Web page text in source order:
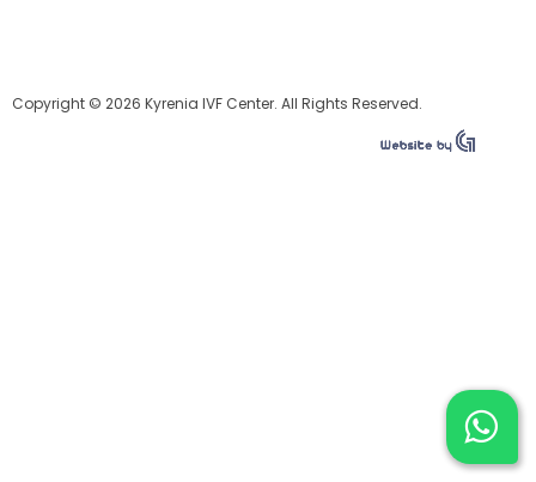
Copyright © 2026 Kyrenia IVF Center. All Rights Reserved.